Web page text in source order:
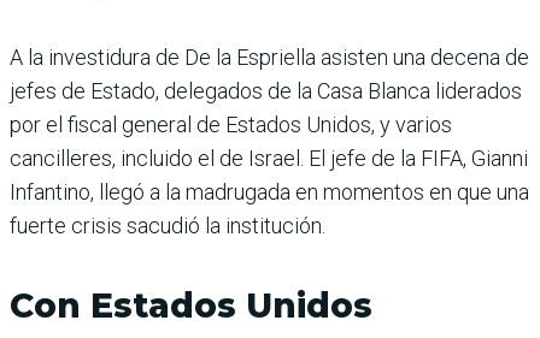
A la investidura de De la Espriella asisten una decena de
jefes de Estado, delegados de la Casa Blanca liderados
por el fiscal general de Estados Unidos, y varios
cancilleres, incluido el de Israel. El jefe de la FIFA, Gianni
Infantino, llegó a la madrugada en momentos en que una
fuerte crisis sacudió la institución.
Con Estados Unidos